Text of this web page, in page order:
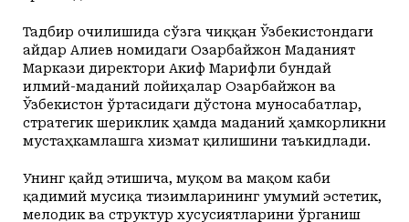
Тадбир очилишида сўзга чиққан Ўзбекистондаги
Ҳайдар Алиев номидаги Озарбайжон Маданият
Маркази директори Акиф Марифли бундай
илмий-маданий лойиҳалар Озарбайжон ва
Ўзбекистон ўртасидаги дўстона муносабатлар,
стратегик шериклик ҳамда маданий ҳамкорликни
мустаҳкамлашга хизмат қилишини таъкидлади.
Унинг қайд этишича, муқом ва мақом каби
қадимий мусиқа тизимларининг умумий эстетик,
мелодик ва структур хусусиятларини ўрганиш